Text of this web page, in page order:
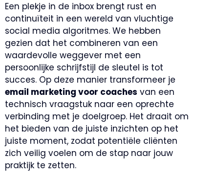
Een plekje in de inbox brengt rust en
continuïteit in een wereld van vluchtige
social media algoritmes. We hebben
gezien dat het combineren van een
waardevolle weggever met een
persoonlijke schrijfstijl de sleutel is tot
succes. Op deze manier transformeer je
email marketing voor coaches van een
technisch vraagstuk naar een oprechte
verbinding met je doelgroep. Het draait om
het bieden van de juiste inzichten op het
juiste moment, zodat potentiële cliënten
zich veilig voelen om de stap naar jouw
praktijk te zetten.